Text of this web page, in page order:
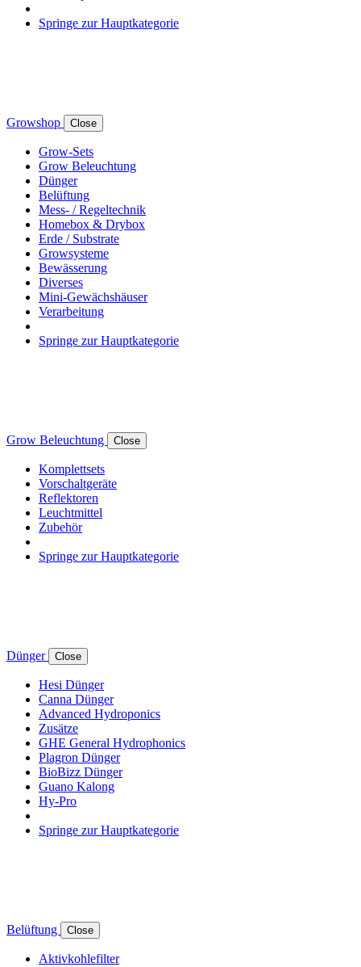
Springe zur Hauptkategorie
Growshop Close
Grow-Sets
Grow Beleuchtung
Dünger
Belüftung
Mess- / Regeltechnik
Homebox & Drybox
Erde / Substrate
Growsysteme
Bewässerung
Diverses
Mini-Gewächshäuser
Verarbeitung
Springe zur Hauptkategorie
Grow Beleuchtung Close
Komplettsets
Vorschaltgeräte
Reflektoren
Leuchtmittel
Zubehör
Springe zur Hauptkategorie
Dünger Close
Hesi Dünger
Canna Dünger
Advanced Hydroponics
Zusätze
GHE General Hydrophonics
Plagron Dünger
BioBizz Dünger
Guano Kalong
Hy-Pro
Springe zur Hauptkategorie
Belüftung Close
Aktivkohlefilter